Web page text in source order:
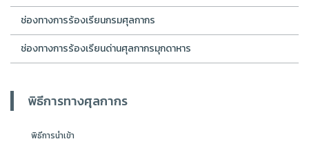
ช่องทางการร้องเรียนกรมศุลกากร
ช่องทางการร้องเรียนด่านศุลกากรมุกดาหาร
พิธีการทางศุลกากร
พิธีการนำเข้า